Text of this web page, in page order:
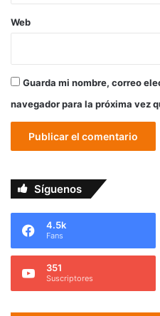
Web
Guarda mi nombre, correo
navegador para la próxima vez
Síguenos
4.5k
Fans
351
Suscriptores